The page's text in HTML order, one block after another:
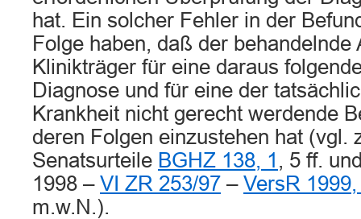
hat. Ein solcher Fehler in der
Folge haben, daß der behandelnde
Klinikträger für eine daraus
Diagnose und für eine der
Krankheit nicht gerecht werdende
deren Folgen einzustehen hat (vgl.
Senatsurteile BGHZ 138, 1 , 5 ff.
1998 – VI ZR 253/97 – VersR
m.w.N.).